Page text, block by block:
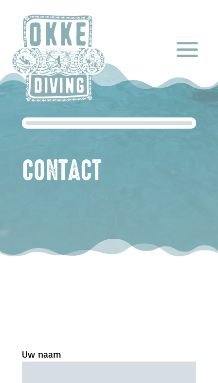
Videospeler
CONTACT
Uw naam